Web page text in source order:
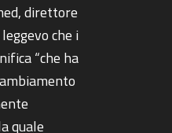
direttore
che i
“che ha
quale